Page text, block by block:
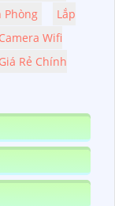
Phòng
Lắp
Wifi
Rẻ Chính